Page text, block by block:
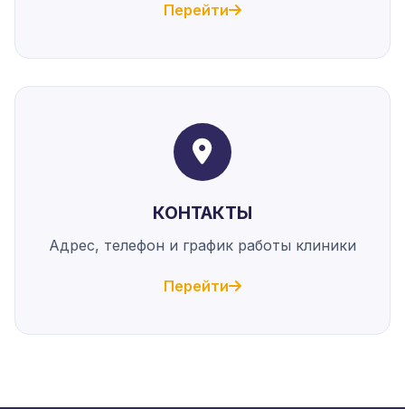
Перейти
КОНТАКТЫ
Адрес, телефон и график работы клиники
Перейти